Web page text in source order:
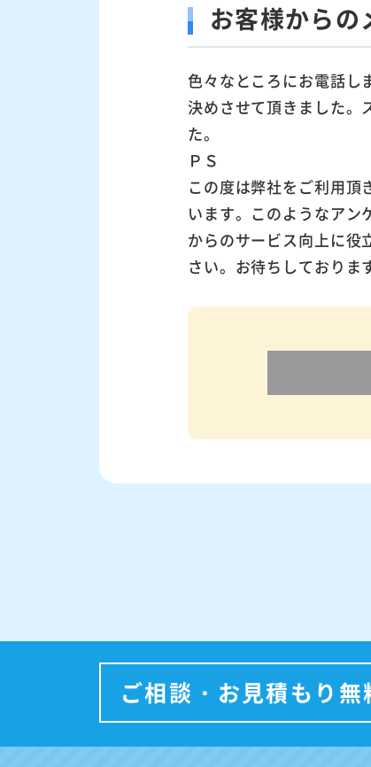
お客様からの
色々なところにお電話し
決めさせて頂きました。
た。
ＰＳ
この度は弊社をご利用頂
います。このようなアン
からのサービス向上に役
さい。お待ちしておりま
ご相談・お見積もり無